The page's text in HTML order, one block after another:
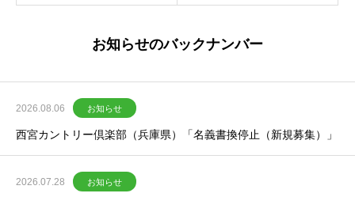
お知らせのバックナンバー
2026.08.06 お知らせ
西宮カントリー倶楽部（兵庫県）「名義書換停止（新規募集）」
2026.07.28 お知らせ